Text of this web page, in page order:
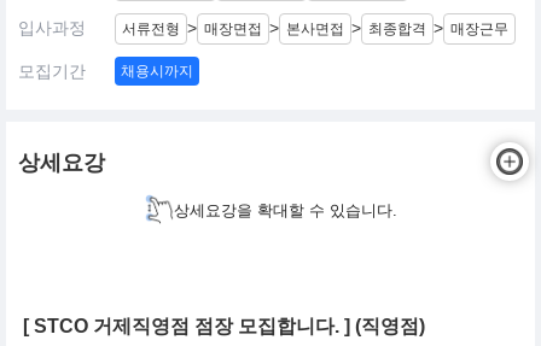
입사과정 서류전형 > 매장면접 > 본사면접 > 최종합격 > 매장근무
모집기간 채용시까지
상세요강
상세요강을 확대할 수 있습니다.
[ STCO 거제직영점 점장 모집합니다. ] (직영점)